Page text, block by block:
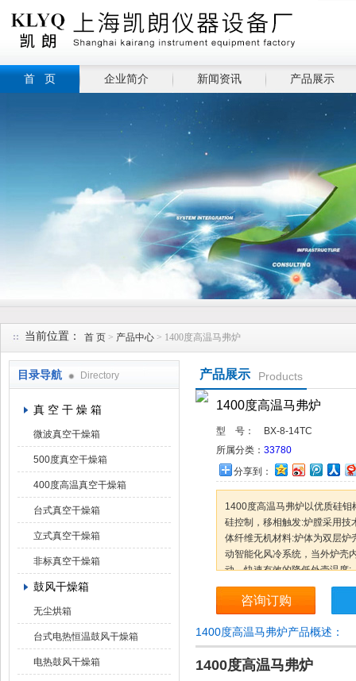
首 页 企业简介 新闻资讯 产品展示
当前位置： 首 页 > 产品中心 > 1400度高温马弗炉
目录导航 Directory
真 空 干 燥 箱
微波真空干燥箱
500度真空干燥箱
400度高温真空干燥箱
台式真空干燥箱
立式真空干燥箱
非标真空干燥箱
鼓风干燥箱
无尘烘箱
台式电热恒温鼓风干燥箱
电热鼓风干燥箱
产品展示 Products
1400度高温马弗炉
型 号：
BX-8-14TC
所属分类： 33780
分享到：
1400度高温马弗炉以优质硅
硅控制，移相触发:炉膛采用
体纤维无机材料:炉体为双层炉
动智能化风冷系统，当外炉壳
动，快速有效的降低外壳温度;
咨询订购
1400度高温马弗炉产品概述：
1400度高温马弗炉